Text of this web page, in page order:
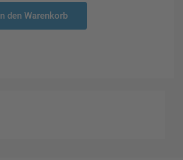
In den Warenkorb